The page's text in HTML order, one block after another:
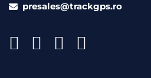
presales@trackgps.ro